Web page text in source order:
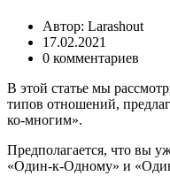
Автор: Larashout
17.02.2021
0 комментариев
В этой статье мы
типов отношений,
ко-многим».
Предполагается, что вы
«Один-к-Одному» и